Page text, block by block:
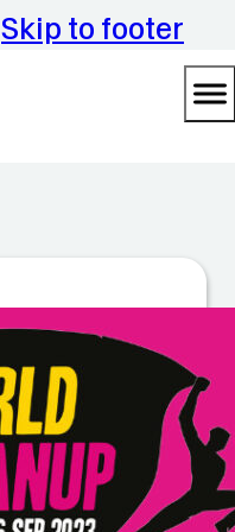
Skip to footer
a
m
m
el
a